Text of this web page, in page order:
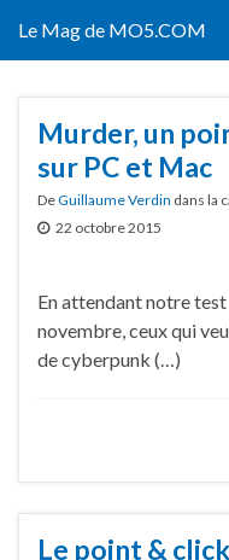
Le Mag de MO5.COM
Murder, un
sur PC et Mac
DeGuillaume Verdin dans la
22 octobre 2015
En attendant notre
novembre, ceux qui
de cyberpunk (…)
Le point &